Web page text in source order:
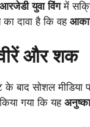
आरजेडी युवा विंगमें
दावा है कि वह
और शक
के बाद सोशल मीडिया
गया कि यह